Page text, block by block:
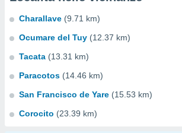
Charallave (9.71 km)
Ocumare del Tuy (12.37 km)
Tacata (13.31 km)
Paracotos (14.46 km)
San Francisco de Yare (15.53 km)
Corocito (23.39 km)